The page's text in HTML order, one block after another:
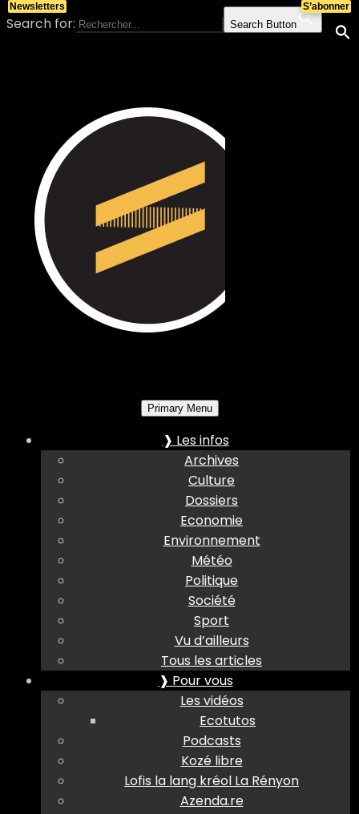
Search for: Search Button
Primary Menu
❱ Les infos
Archives
Culture
Dossiers
Economie
Environnement
Météo
Politique
Société
Sport
Vu d’ailleurs
Tous les articles
❱ Pour vous
Les vidéos
Ecotutos
Podcasts
Kozé libre
Lofis la lang kréol La Rényon
Azenda.re
S’abonner
Newsletters